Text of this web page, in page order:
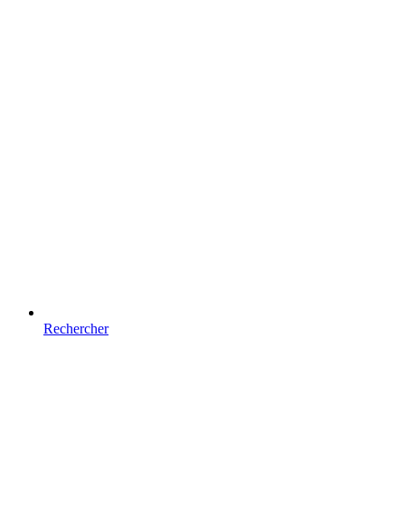
Rechercher